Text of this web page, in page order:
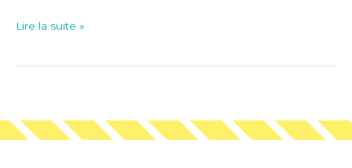
Lire la suite »